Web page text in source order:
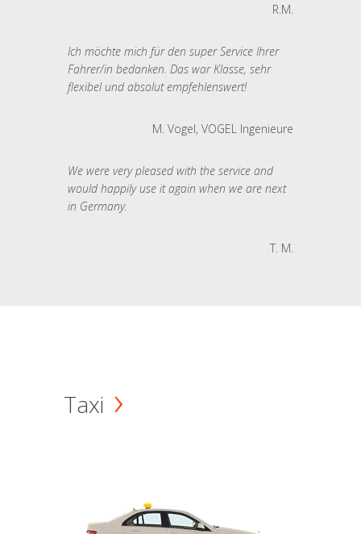
R.M.
Ich möchte mich für den super Service Ihrer
Fahrer/in bedanken. Das war Klasse, sehr
flexibel und absolut empfehlenswert!
M. Vogel, VOGEL Ingenieure
We were very pleased with the service and
would happily use it again when we are next
in Germany.
T. M.
Taxi